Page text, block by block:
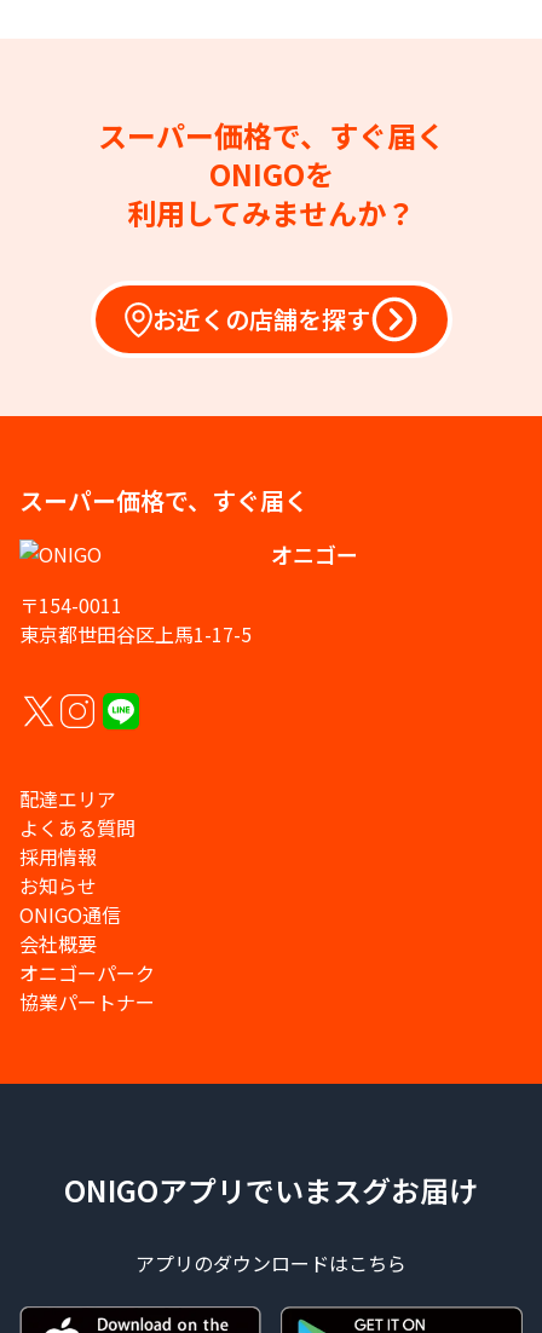
スーパー価格で、すぐ届く
ONIGOを
利用してみませんか？
お近くの店舗を探す
スーパー価格で、すぐ届く
オニゴー
〒154-0011
東京都世田谷区上馬1-17-5
配達エリア
よくある質問
採用情報
お知らせ
ONIGO通信
会社概要
オニゴーパーク
協業パートナー
ONIGOアプリでいまスグお届け
アプリのダウンロードはこちら